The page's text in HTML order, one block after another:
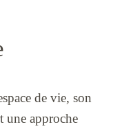
de vie, son
une approche